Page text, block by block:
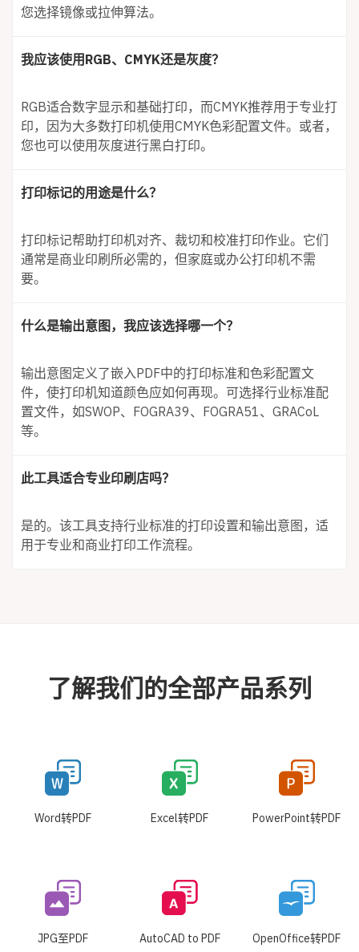
您选择镜像或拉伸算法。
我应该使用RGB、CMYK还是灰度？
RGB适合数字显示和基础打印，而CMYK推荐用于专业打
印，因为大多数打印机使用CMYK色彩配置文件。或者，
您也可以使用灰度进行黑白打印。
打印标记的用途是什么？
打印标记帮助打印机对齐、裁切和校准打印作业。它们
通常是商业印刷所必需的，但家庭或办公打印机不需
要。
什么是输出意图，我应该选择哪一个？
输出意图定义了嵌入PDF中的打印标准和色彩配置文
件，使打印机知道颜色应如何再现。可选择行业标准配
置文件，如SWOP、FOGRA39、FOGRA51、GRACoL
等。
此工具适合专业印刷店吗？
是的。该工具支持行业标准的打印设置和输出意图，适
用于专业和商业打印工作流程。
了解我们的全部产品系列
Word转PDF Excel转PDF PowerPoint转PDF
JPG至PDF AutoCAD to PDF OpenOffice转PDF